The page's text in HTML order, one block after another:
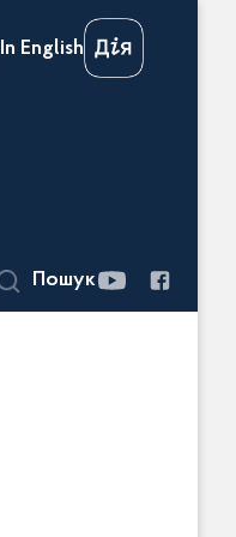
In English
Пошук